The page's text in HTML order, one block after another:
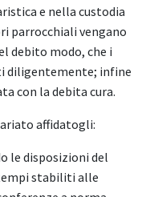
e nella custodia
parrocchiali vengano
debito modo, che i
diligentemente; infine
con la debita cura.
affidatogli:
le disposizioni del
stabiliti alle